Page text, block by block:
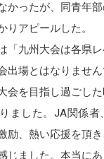
かったが、同青年
りアピールした。
「九州大会は各県
出場とはなりませ
会を目指し過ごし
ました。JA関係者
励、熱い応援を頂
じました。本当に